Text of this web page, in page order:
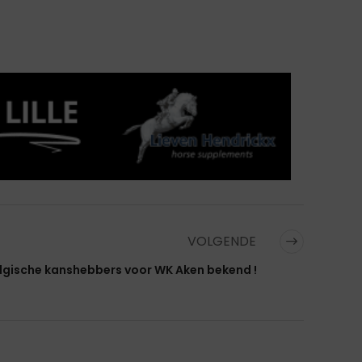
VOLGENDE
kanshebbers voor WK Aken bekend !